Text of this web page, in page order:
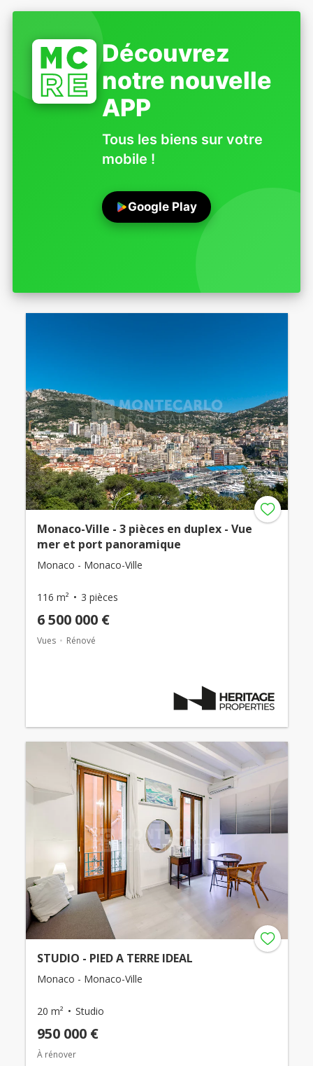
Découvrez
notre nouvelle
APP
Tous les biens sur votre
mobile !
Google Play
Monaco-Ville - 3 pièces en duplex - Vue
mer et port panoramique
Monaco - Monaco-Ville
116 m² 3 pièces
6 500 000 €
Vues Rénové
STUDIO - PIED A TERRE IDEAL
Monaco - Monaco-Ville
20 m² Studio
950 000 €
À rénover